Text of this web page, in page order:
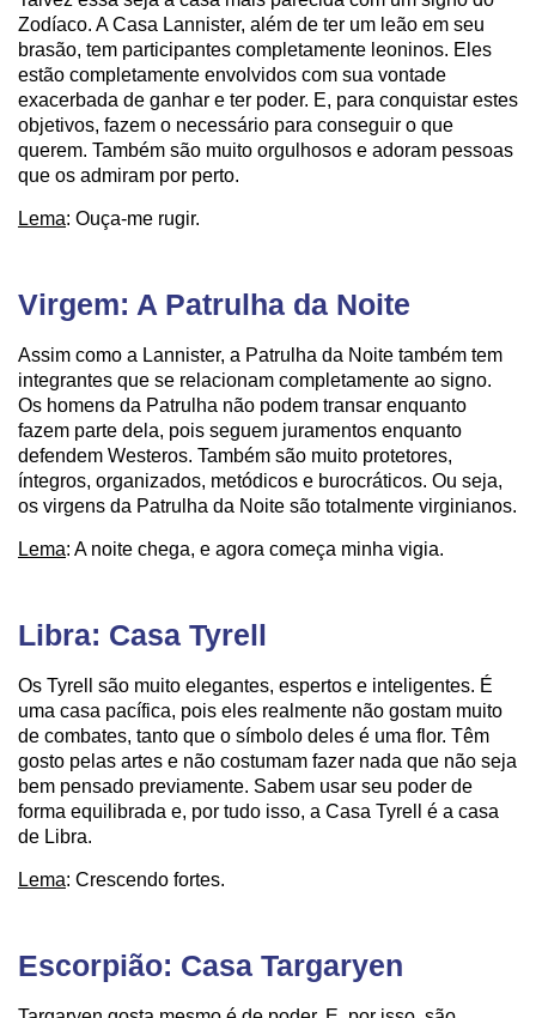
Zodíaco. A Casa Lannister, além de ter um leão em seu
brasão, tem participantes completamente leoninos. Eles
estão completamente envolvidos com sua vontade
exacerbada de ganhar e ter poder. E, para conquistar estes
objetivos, fazem o necessário para conseguir o que
querem. Também são muito orgulhosos e adoram pessoas
que os admiram por perto.
Lema: Ouça-me rugir.
Virgem: A Patrulha da Noite
Assim como a Lannister, a Patrulha da Noite também tem
integrantes que se relacionam completamente ao signo.
Os homens da Patrulha não podem transar enquanto
fazem parte dela, pois seguem juramentos enquanto
defendem Westeros. Também são muito protetores,
íntegros, organizados, metódicos e burocráticos. Ou seja,
os virgens da Patrulha da Noite são totalmente virginianos.
Lema: A noite chega, e agora começa minha vigia.
Libra: Casa Tyrell
Os Tyrell são muito elegantes, espertos e inteligentes. É
uma casa pacífica, pois eles realmente não gostam muito
de combates, tanto que o símbolo deles é uma flor. Têm
gosto pelas artes e não costumam fazer nada que não seja
bem pensado previamente. Sabem usar seu poder de
forma equilibrada e, por tudo isso, a Casa Tyrell é a casa
de Libra.
Lema: Crescendo fortes.
Escorpião: Casa Targaryen